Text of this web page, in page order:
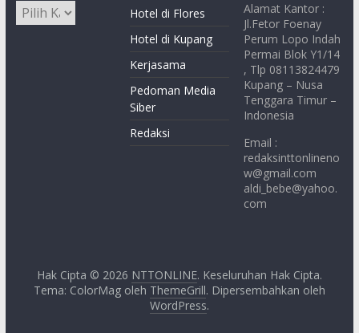
Hotel di Flores
Hotel di Kupang
Kerjasama
Pedoman Media
Siber
Redaksi
Alamat Kantor :
Jl.Fetor Foenay
Perum Lopo Indah
Permai Blok Y1/14
, Tlp 08113824479
Kupang – Nusa
Tenggara Timur –
Indonesia
Email :
redaksinttonlineno
w@gmail.com
aldi_bebe@yahoo.
com
Hak Cipta © 2026 NTTONLINE. Keseluruhan Hak Cipta.
Tema: ColorMag oleh ThemeGrill. Dipersembahkan oleh
WordPress.